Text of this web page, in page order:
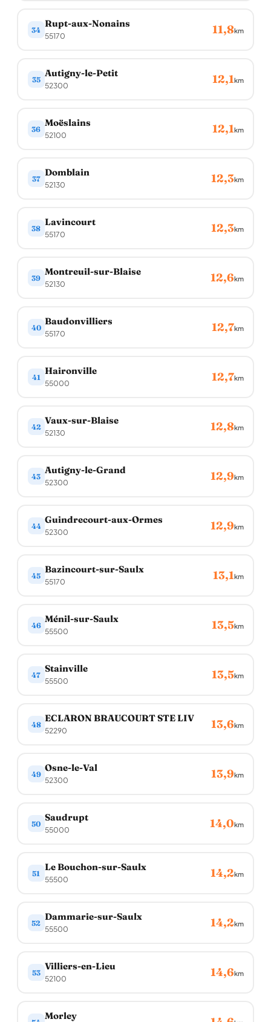
34
Rupt-aux-Nonains
55170 11,8km
35
Autigny-le-Petit
52300 12,1km
36
Moëslains
52100 12,1km
37
Domblain
52130 12,3km
38
Lavincourt
55170 12,3km
39
Montreuil-sur-Blaise
52130 12,6km
40
Baudonvilliers
55170 12,7km
41
Haironville
55000 12,7km
42
Vaux-sur-Blaise
52130 12,8km
43
Autigny-le-Grand
52300 12,9km
44
Guindrecourt-aux-Ormes
52300 12,9km
45
Bazincourt-sur-Saulx
55170 13,1km
46
Ménil-sur-Saulx
55500 13,5km
47
Stainville
55500 13,5km
48
ECLARON BRAUCOURT STE LIV
52290 13,6km
49
Osne-le-Val
52300 13,9km
50
Saudrupt
55000 14,0km
51
Le Bouchon-sur-Saulx
55500 14,2km
52
Dammarie-sur-Saulx
55500 14,2km
53
Villiers-en-Lieu
52100 14,6km
Morley